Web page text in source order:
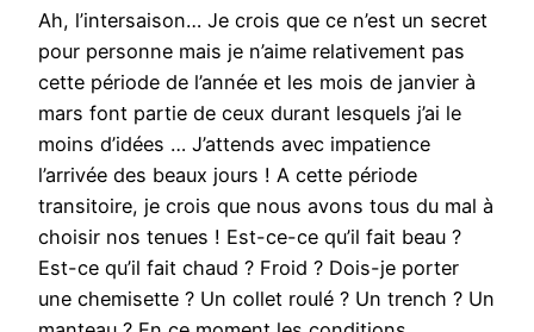
Ah, l’intersaison… Je crois que ce n’est un secret
pour personne mais je n’aime relativement pas
cette période de l’année et les mois de janvier à
mars font partie de ceux durant lesquels j’ai le
moins d’idées … J’attends avec impatience
l’arrivée des beaux jours ! A cette période
transitoire, je crois que nous avons tous du mal à
choisir nos tenues ! Est-ce-ce qu’il fait beau ?
Est-ce qu’il fait chaud ? Froid ? Dois-je porter
une chemisette ? Un collet roulé ? Un trench ? Un